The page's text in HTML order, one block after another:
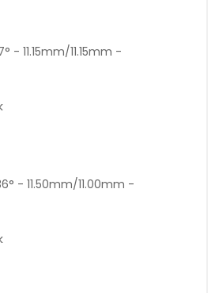
- 11.15mm/11.15mm -
- 11.50mm/11.00mm -